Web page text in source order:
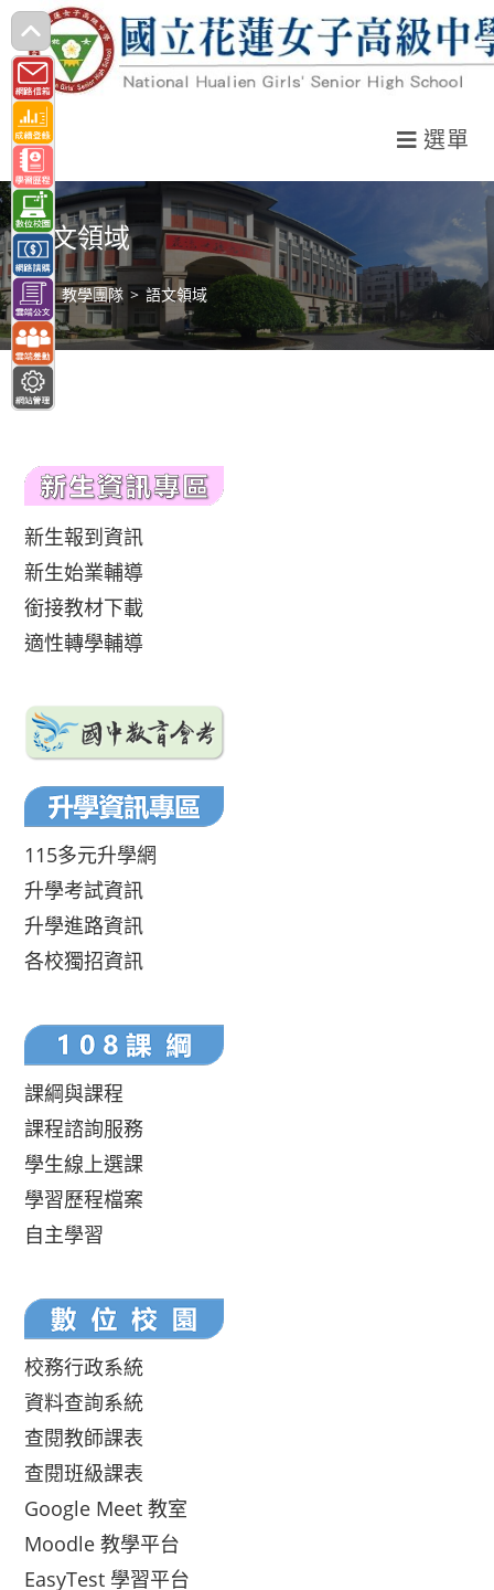
跳
轉
至
主
要
內
容
選單
語文領域
> 教學團隊 > 語文領域
新生報到資訊
新生始業輔導
銜接教材下載
適性轉學輔導
115多元升學網
升學考試資訊
升學進路資訊
各校獨招資訊
課綱與課程
課程諮詢服務
學生線上選課
學習歷程檔案
自主學習
校務行政系統
資料查詢系統
查閱教師課表
查閱班級課表
Google Meet 教室
Moodle 教學平台
EasyTest 學習平台